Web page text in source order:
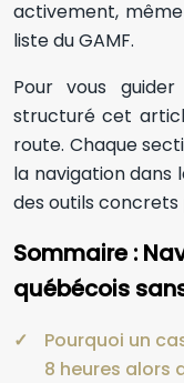
activement,
liste du GAMF.
Pour vous
structuré cet
route. Chaque
la navigation dans
des outils concrets
Sommaire :
québécois
Pourquoi un
8 heures alors